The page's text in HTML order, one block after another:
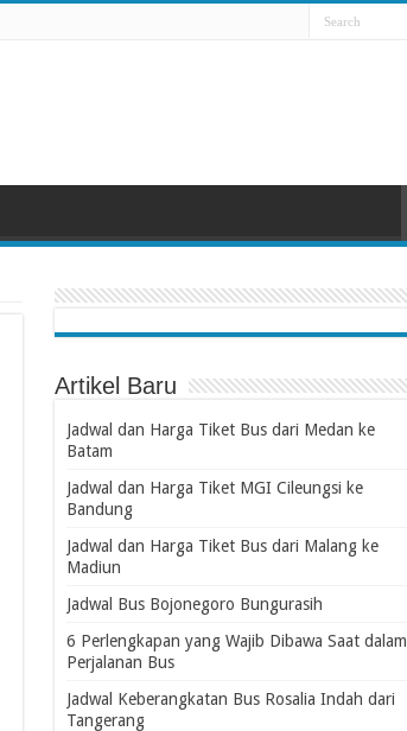
Artikel Baru
Jadwal dan Harga Tiket Bus dari Medan ke
Batam
Jadwal dan Harga Tiket MGI Cileungsi ke
Bandung
Jadwal dan Harga Tiket Bus dari Malang ke
Madiun
Jadwal Bus Bojonegoro Bungurasih
6 Perlengkapan yang Wajib Dibawa Saat dalam
Perjalanan Bus
Jadwal Keberangkatan Bus Rosalia Indah dari
Tangerang